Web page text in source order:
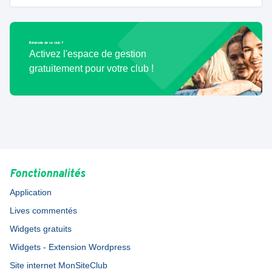
Bénévole de ce club ?
Activez l'espace de gestion
gratuitement pour votre club !
Fonctionnalités
Application
Lives commentés
Widgets gratuits
Widgets - Extension Wordpress
Site internet MonSiteClub